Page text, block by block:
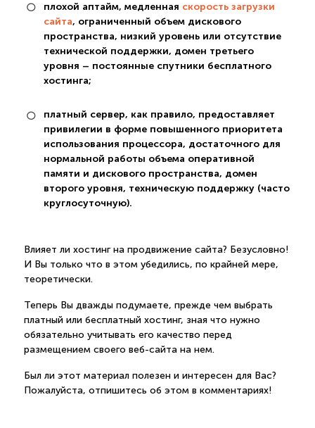
плохой аптайм, медленная скорость загрузки
сайта, ограниченный объем дискового
пространства, низкий уровень или отсутствие
технической поддержки, домен третьего
уровня – постоянные спутники бесплатного
хостинга;
платный сервер, как правило, предоставляет
привилегии в форме повышенного приоритета
использования процессора, достаточного для
нормальной работы объема оперативной
памяти и дискового пространства, домен
второго уровня, техническую поддержку (часто
круглосуточную).
Влияет ли хостинг на продвижение сайта? Безусловно!
И Вы только что в этом убедились, по крайней мере,
теоретически.
Теперь Вы дважды подумаете, прежде чем выбрать
платный или бесплатный хостинг, зная что нужно
обязательно учитывать его качество перед
размещением своего веб-сайта на нем.
Был ли этот материал полезен и интересен для Вас?
Пожалуйста, отпишитесь об этом в комментариях!